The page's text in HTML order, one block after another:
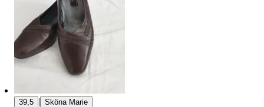
39,5 | Sköna Marie